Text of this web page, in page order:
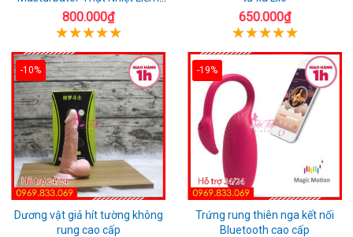
Rung
800.000₫ 650.000₫
-10%
Dương vật giả hít tường không
rung cao cấp
-19%
Trứng rung thiên nga kết nối
Bluetooth cao cấp